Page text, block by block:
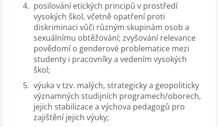
posilování etických principů v prostředí
vysokých škol, včetně opatření proti
diskriminaci vůči různým skupinám osob a
sexuálnímu obtěžování; zvyšování relevance
povědomí o genderové problematice mezi
studenty i pracovníky a vedením vysokých
škol;
výuka v tzv. malých, strategicky a geopoliticky
významných studijních programech/oborech,
jejich stabilizace a výchova pedagogů pro
zajištění jejich výuky;